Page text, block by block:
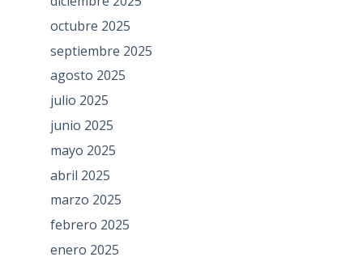
octubre 2025
septiembre 2025
agosto 2025
julio 2025
junio 2025
mayo 2025
abril 2025
marzo 2025
febrero 2025
enero 2025